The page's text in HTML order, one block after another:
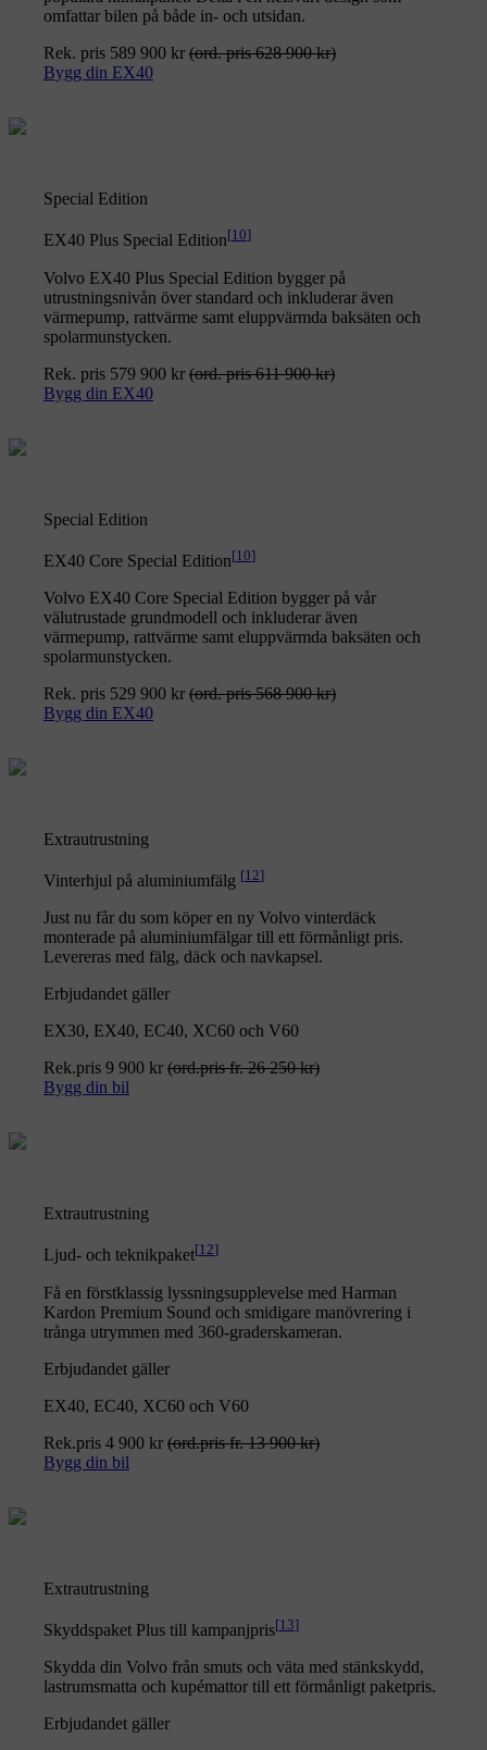
omfattar bilen på både in- och utsidan.
Rek. pris 589 900 kr (ord. pris 628 900 kr)
Bygg din EX40
Special Edition
EX40 Plus Special Edition[10]
Volvo EX40 Plus Special Edition bygger på
utrustningsnivån över standard och inkluderar även
värmepump, rattvärme samt eluppvärmda baksäten och
spolarmunstycken.
Rek. pris 579 900 kr (ord. pris 611 900 kr)
Bygg din EX40
Special Edition
EX40 Core Special Edition[10]
Volvo EX40 Core Special Edition bygger på vår
välutrustade grundmodell och inkluderar även
värmepump, rattvärme samt eluppvärmda baksäten och
spolarmunstycken.
Rek. pris 529 900 kr (ord. pris 568 900 kr)
Bygg din EX40
Extrautrustning
Vinterhjul på aluminiumfälg [12]
Just nu får du som köper en ny Volvo vinterdäck
monterade på aluminiumfälgar till ett förmånligt pris.
Levereras med fälg, däck och navkapsel.
Erbjudandet gäller
EX30, EX40, EC40, XC60 och V60
Rek.pris 9 900 kr (ord.pris fr. 26 250 kr)
Bygg din bil
Extrautrustning
Ljud- och teknikpaket[12]
Få en förstklassig lyssningsupplevelse med Harman
Kardon Premium Sound och smidigare manövrering i
trånga utrymmen med 360-graderskameran.
Erbjudandet gäller
EX40, EC40, XC60 och V60
Rek.pris 4 900 kr (ord.pris fr. 13 900 kr)
Bygg din bil
Extrautrustning
Skyddspaket Plus till kampanjpris[13]
Skydda din Volvo från smuts och väta med stänkskydd,
lastrumsmatta och kupémattor till ett förmånligt paketpris.
Erbjudandet gäller